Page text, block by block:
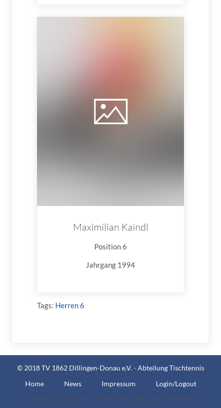
Maximilian Kaindl
Position 6
Jahrgang 1994
Tags: Herren 6
© 2018 TV 1862 Dillingen-Donau e.V. - Abteilung Tischtennis
Home
News Impressum
Login/Logout
Google nutzt Cookies, um den Traffic auf dieser Website zu